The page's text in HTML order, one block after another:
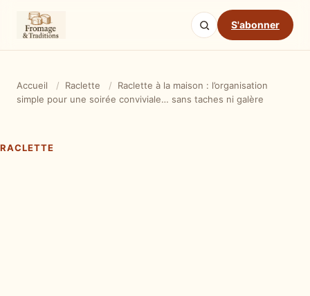
S'abonner
Accueil / Raclette /
Raclette à la maison : l’organisation
simple pour une soirée conviviale… sans taches ni galère
RACLETTE